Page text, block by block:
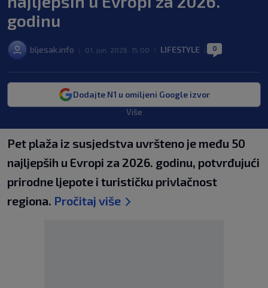
godinu
bljesak.info 01. jun. 2026. 15:00 LIFESTYLE 0
Dodajte N1 u omiljeni Google izvor
Više
Pet plaža iz susjedstva uvršteno je među 50
najljepših u Evropi za 2026. godinu, potvrđujući
prirodne ljepote i turističku privlačnost
regiona. Pročitaj više